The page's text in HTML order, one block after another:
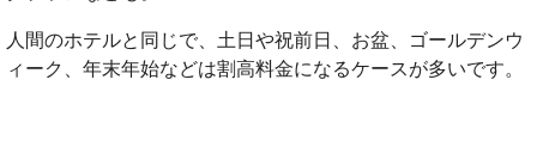
人間のホテルと同じで、土日や祝前日、お盆、ゴールデンウ
ィーク、年末年始などは割高料金になるケースが多いです。